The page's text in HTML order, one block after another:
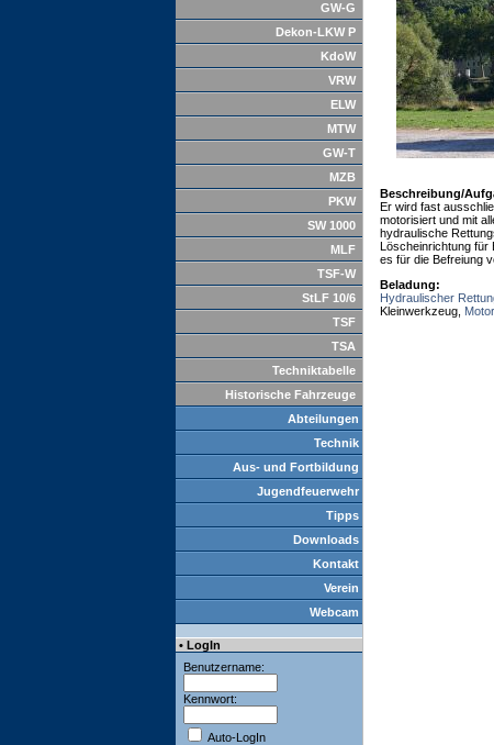
GW-G
Dekon-LKW P
KdoW
VRW
ELW
MTW
GW-T
MZB
PKW
SW 1000
MLF
TSF-W
StLF 10/6
TSF
TSA
Techniktabelle
Historische Fahrzeuge
Abteilungen
Technik
Aus- und Fortbildung
Jugendfeuerwehr
Tipps
Downloads
Kontakt
Verein
Webcam
• LogIn
Benutzername:
Kennwort:
Auto-LogIn
Beschreibung/
Er wird fast
motorisiert und mit
hydraulische
Löscheinrichtung für
es für die Befreiung
Beladung:
Hydraulischer
Kleinwerkzeug,